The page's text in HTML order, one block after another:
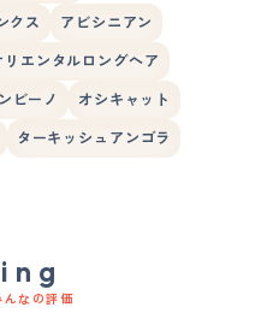
クス アビシニアン
リエンタルロングヘア
ビーノ オシキャット
ターキッシュアンゴラ
んなの評価